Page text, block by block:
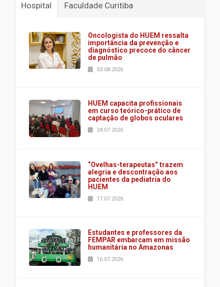
Hospital Faculdade Curitiba
Oncologista do HUEM ressalta
importância da prevenção e
diagnóstico precoce do câncer
de pulmão
03.08.2026
HUEM capacita profissionais
em curso teórico-prático de
captação de globos oculares
24.07.2026
“Ovelhas-terapeutas” trazem
alegria e descontração aos
pacientes da pediatria do
HUEM
17.07.2026
Estudantes e professores da
FEMPAR embarcam em missão
humanitária no Amazonas
16.07.2026